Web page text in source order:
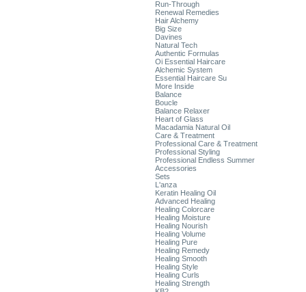
Run-Through
Renewal Remedies
Hair Alchemy
Big Size
Davines
Natural Tech
Authentic Formulas
Oi Essential Haircare
Alchemic System
Essential Haircare Su
More Inside
Balance
Boucle
Balance Relaxer
Heart of Glass
Macadamia Natural Oil
Care & Treatment
Professional Care & Treatment
Professional Styling
Professional Endless Summer
Accessories
Sets
L'anza
Keratin Healing Oil
Advanced Healing
Healing Colorcare
Healing Moisture
Healing Nourish
Healing Volume
Healing Pure
Healing Remedy
Healing Smooth
Healing Style
Healing Curls
Healing Strength